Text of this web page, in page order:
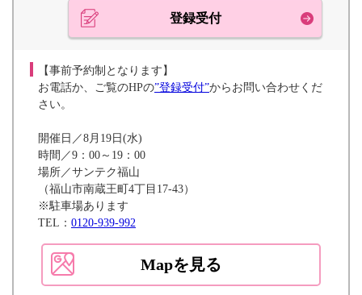
登録受付
【事前予約制となります】
お電話か、ご覧のHPの”登録受付”からお問い合わせくだ
さい。
開催日／8月19日(水)
時間／9：00～19：00
場所／サンテク福山
（福山市南蔵王町4丁目17-43）
※駐車場あります
TEL： 0120-939-992
Mapを見る